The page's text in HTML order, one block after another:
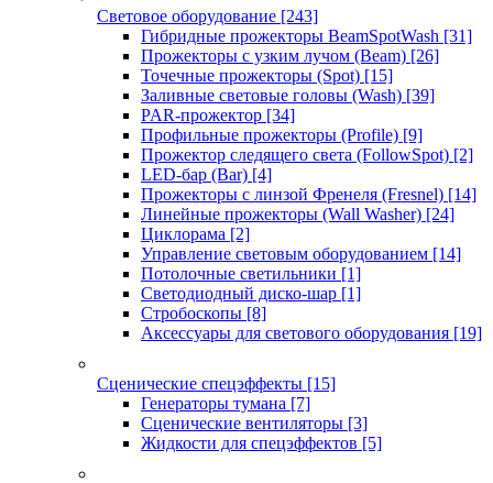
Световое оборудование [243]
Гибридные прожекторы BeamSpotWash [31]
Прожекторы с узким лучом (Beam) [26]
Точечные прожекторы (Spot) [15]
Заливные световые головы (Wash) [39]
PAR-прожектор [34]
Профильные прожекторы (Profile) [9]
Прожектор следящего света (FollowSpot) [2]
LED-бар (Bar) [4]
Прожекторы с линзой Френеля (Fresnel) [14]
Линейные прожекторы (Wall Washer) [24]
Циклорама [2]
Управление световым оборудованием [14]
Потолочные светильники [1]
Светодиодный диско-шар [1]
Стробоскопы [8]
Аксессуары для светового оборудования [19]
Сценические спецэффекты [15]
Генераторы тумана [7]
Сценические вентиляторы [3]
Жидкости для спецэффектов [5]